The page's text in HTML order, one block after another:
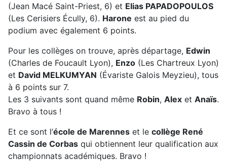
(Jean Macé Saint-Priest, 6) et Elias PAPADOPOULOS
(Les Cerisiers Écully, 6). Harone est au pied du
podium avec également 6 points.
Pour les collèges on trouve, après départage, Edwin
(Charles de Foucault Lyon), Enzo (Les Chartreux Lyon)
et David MELKUMYAN (Évariste Galois Meyzieu), tous
à 6 points sur 7.
Les 3 suivants sont quand même Robin, Alex et Anaïs.
Bravo à tous !
Et ce sont l’école de Marennes et le collège René
Cassin de Corbas qui obtiennent leur qualification aux
championnats académiques. Bravo !